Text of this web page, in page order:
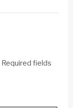
Required fields